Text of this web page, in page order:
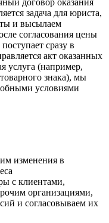
задача для юриста,
и высылаем
согласования цены
сразу в
акт оказанных
услуга (например,
знака), мы
условиями
изменения в
с клиентами,
организациями,
и согласовываем их